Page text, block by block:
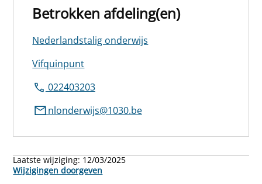
Betrokken afdeling(en)
Nederlandstalig onderwijs
Vifquinpunt
022403203
nlonderwijs@1030.be
Laatste wijziging: 12/03/2025
Wijzigingen doorgeven